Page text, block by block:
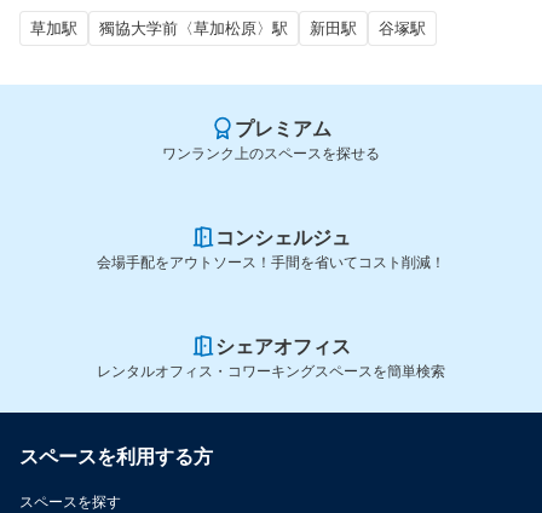
草加駅 獨協大学前〈草加松原〉駅 新田駅 谷塚駅
プレミアム
ワンランク上のスペースを探せる
コンシェルジュ
会場手配をアウトソース！手間を省いてコスト削減！
シェアオフィス
レンタルオフィス・コワーキングスペースを簡単検索
スペースを利用する方
スペースを探す